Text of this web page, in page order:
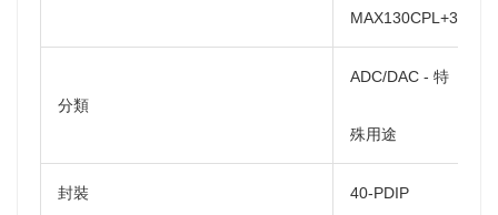
MAX130CPL+3
分類
ADC/DAC - 特
殊用途
封裝 40-PDIP